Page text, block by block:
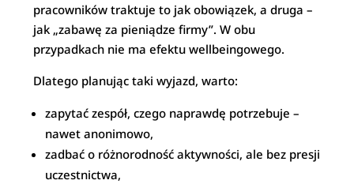
pracowników traktuje to jak obowiązek, a druga –
jak „zabawę za pieniądze firmy”. W obu
przypadkach nie ma efektu wellbeingowego.
Dlatego planując taki wyjazd, warto:
zapytać zespół, czego naprawdę potrzebuje –
nawet anonimowo,
zadbać o różnorodność aktywności, ale bez presji
uczestnictwa,